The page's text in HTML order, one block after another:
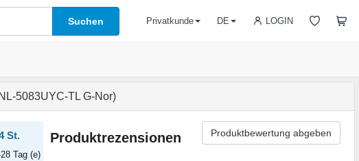
Suchen LOGIN
Privatkunde DE
5083UYC-TL G-Nor)
St.
Tag (e)
Produktrezensionen Produktbewertung abgeben